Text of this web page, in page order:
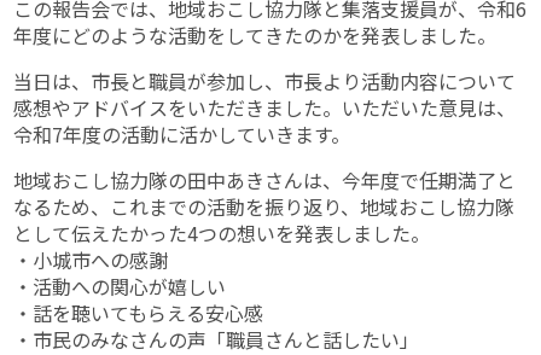
この報告会では、地域おこし協力隊と集落支援員が、令和6
年度にどのような活動をしてきたのかを発表しました。
当日は、市長と職員が参加し、市長より活動内容について
感想やアドバイスをいただきました。いただいた意見は、
令和7年度の活動に活かしていきます。
地域おこし協力隊の田中あきさんは、今年度で任期満了と
なるため、これまでの活動を振り返り、地域おこし協力隊
として伝えたかった4つの想いを発表しました。
・小城市への感謝
・活動への関心が嬉しい
・話を聴いてもらえる安心感
・市民のみなさんの声「職員さんと話したい」